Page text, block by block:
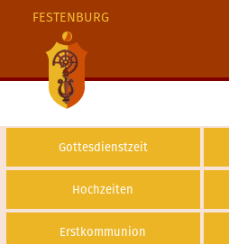
FESTENBURG
Gottesdienstzeit
Hochzeiten
Erstkommunion